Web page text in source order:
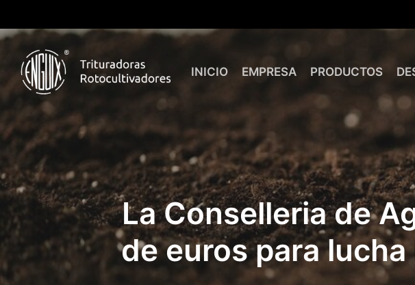
to
content
INICIO EMPRESA PRODUCTOS
La Conselleria de
de euros para